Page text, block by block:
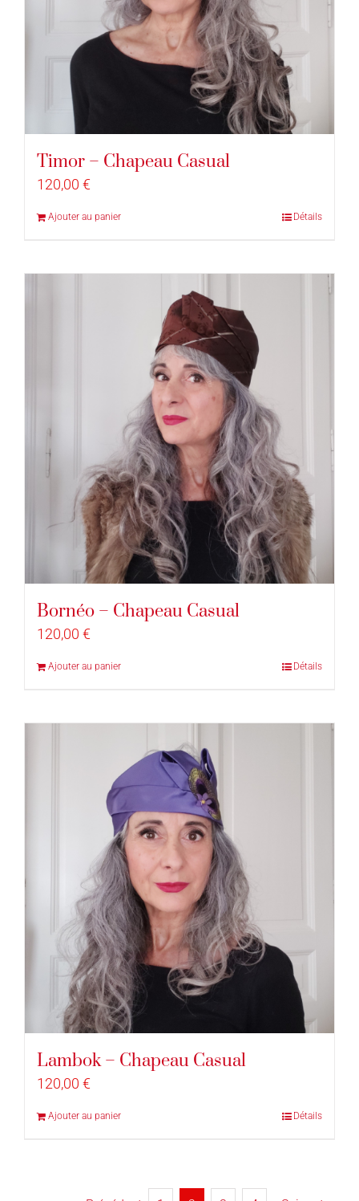
Timor – Chapeau Casual
120,00 €
Ajouter au panier Détails
Bornéo – Chapeau Casual
120,00 €
Ajouter au panier Détails
Lambok – Chapeau Casual
120,00 €
Ajouter au panier Détails